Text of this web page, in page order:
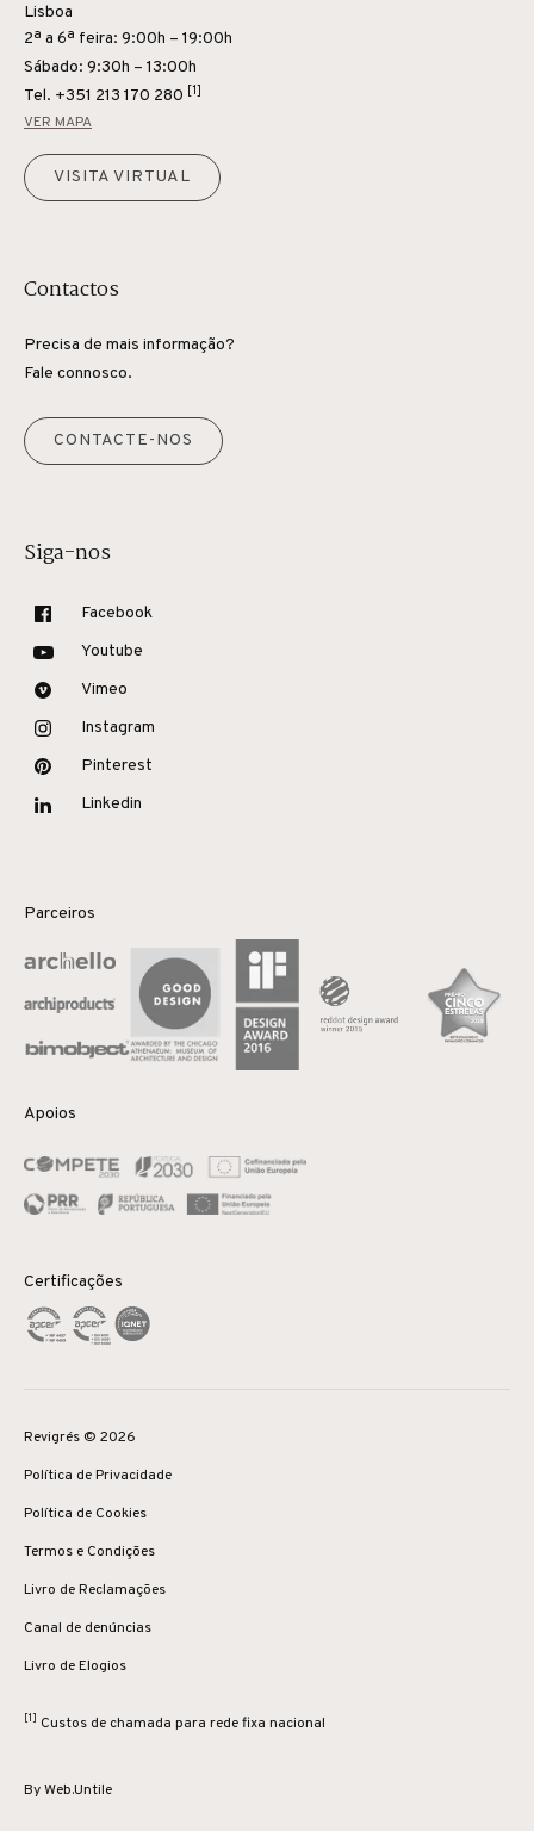
Lisboa
2ª a 6ª feira: 9:00h – 19:00h
Sábado: 9:30h – 13:00h
Tel. +351 213 170 280 [1]
VER MAPA
VISITA VIRTUAL
Contactos
Precisa de mais informação?
Fale connosco.
CONTACTE-NOS
Siga-nos
Facebook
Youtube
Vimeo
Instagram
Pinterest
Linkedin
Parceiros
Apoios
Certificações
Revigrés © 2026
Política de Privacidade
Política de Cookies
Termos e Condições
Livro de Reclamações
Canal de denúncias
Livro de Elogios
[1] Custos de chamada para rede fixa nacional
ByWeb.Untile